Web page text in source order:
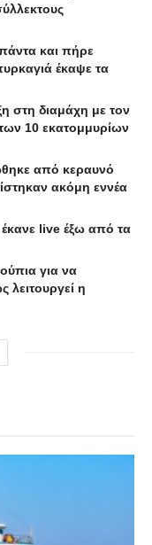
και πήρε
έκαψε τα
στη διαμάχη με τον
10 εκατομμυρίων
από κεραυνό
ακόμη εννέα
live έξω από τα
για να
η